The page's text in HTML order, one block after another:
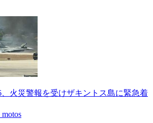
火災警報を受けザキントス島に緊急着